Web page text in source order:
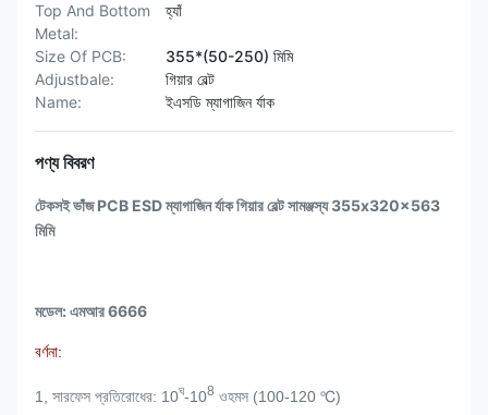
Top And Bottom
Metal:
হ্যাঁ
Size Of PCB:
355*(50-250) মিমি
Adjustbale:
গিয়ার বেল্ট
Name:
ইএসডি ম্যাগাজিন র্যাক
পণ্য বিবরণ
টেকসই ভাঁজ PCB ESD ম্যাগাজিন র্যাক গিয়ার বেল্ট সামঞ্জস্য 355x320x563
মিমি
মডেল: এমআর 6666
বর্ণনা:
1, সারফেস প্রতিরোধের: 10ঘ-108 ওহমস (100-120 ℃)